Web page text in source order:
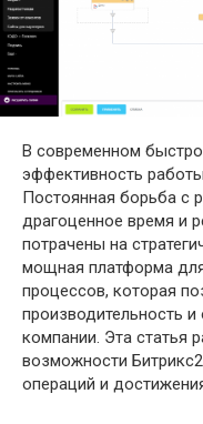
В современном
эффективность
Постоянная борьба с
драгоценное время и
потрачены на
мощная платформа
процессов, которая
производительность
компании. Эта статья
возможности
операций и